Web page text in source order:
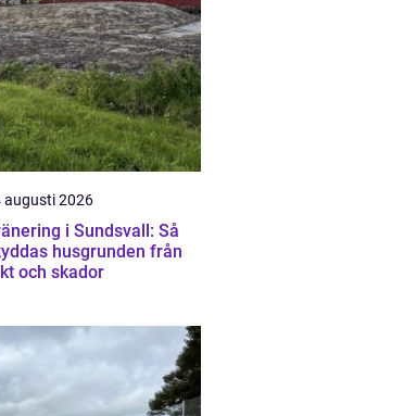
augusti 2026
i Sundsvall: Så
husgrunden från
och skador